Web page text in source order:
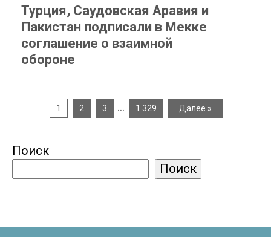
Турция, Саудовская Аравия и
Пакистан подписали в Мекке
соглашение о взаимной
обороне
1 2 3 … 1 329 Далее »
Поиск
Поиск